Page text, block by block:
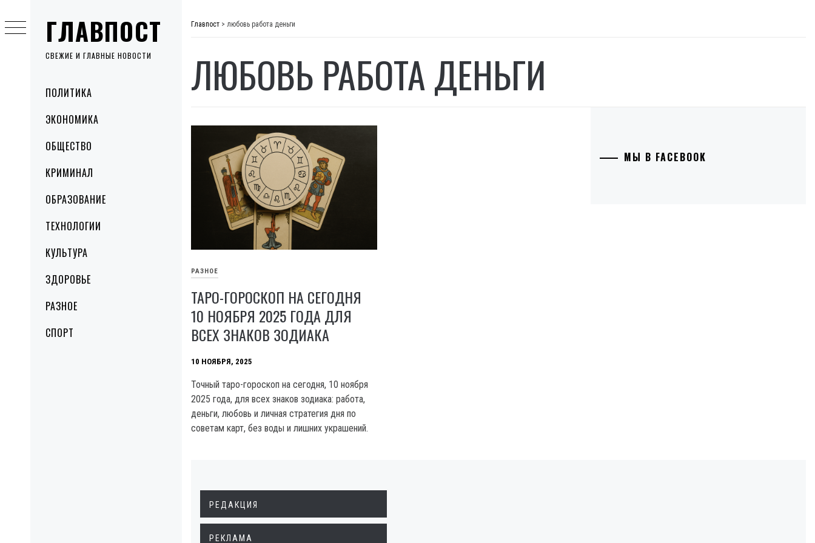
ГЛАВПОСТ
СВЕЖИЕ И ГЛАВНЫЕ НОВОСТИ
MenuПОЛИТИКА
ЭКОНОМИКА
ОБЩЕСТВО
КРИМИНАЛ
ОБРАЗОВАНИЕ
ТЕХНОЛОГИИ
КУЛЬТУРА
ЗДОРОВЬЕ
РАЗНОЕ
СПОРТ
to
content
Главпост > любовь работа деньги
ЛЮБОВЬ РАБОТА ДЕНЬГИ
РАЗНОЕ
ТАРО-ГОРОСКОП НА СЕГОДНЯ
10 НОЯБРЯ 2025 ГОДА ДЛЯ
ВСЕХ ЗНАКОВ ЗОДИАКА
10 НОЯБРЯ, 2025
Точный таро-гороскоп на сегодня, 10 ноября
2025 года, для всех знаков зодиака: работа,
деньги, любовь и личная стратегия дня по
советам карт, без воды и лишних украшений.
МЫ В FACEBOOK
РЕДАКЦИЯ
РЕКЛАМА